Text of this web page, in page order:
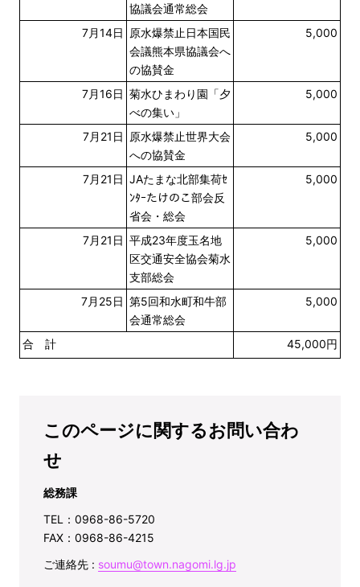
協議会通常総会
7月14日
原水爆禁止日本国民
会議熊本県協議会へ
の協賛金
5,000
7月16日 菊水ひまわり園「夕
べの集い」
5,000
7月21日
原水爆禁止世界大会
への協賛金
5,000
7月21日 JAたまな北部集荷ｾ
ﾝﾀｰたけのこ部会反
省会・総会
5,000
7月21日 平成23年度玉名地
区交通安全協会菊水
支部総会
5,000
7月25日 第5回和水町和牛部
会通常総会
5,000
合 計 45,000円
このページに関するお問い合わ
せ
総務課
TEL：0968-86-5720
FAX：0968-86-4215
ご連絡先 : soumu@town.nagomi.lg.jp